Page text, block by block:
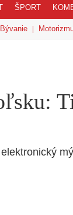
ŠPORT
Bývanie